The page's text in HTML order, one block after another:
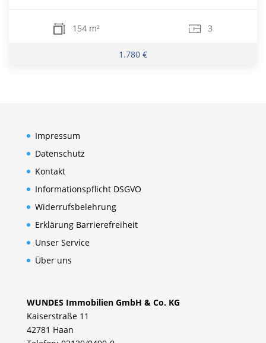
154 m² 3
1.780 €
Impressum
Datenschutz
Kontakt
Informationspflicht DSGVO
Widerrufsbelehrung
Erklärung Barrierefreiheit
Unser Service
Über uns
WUNDES Immobilien GmbH & Co. KG
Kaiserstraße 11
42781 Haan